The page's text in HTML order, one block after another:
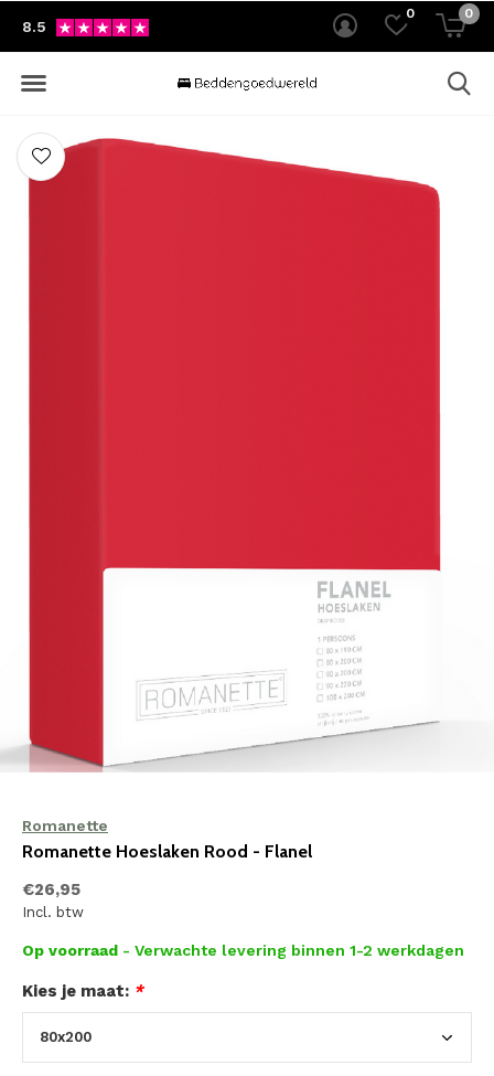
0 0
8.5
Romanette
Romanette Hoeslaken Rood - Flanel
€26,95
Incl. btw
Op voorraad - Verwachte levering binnen 1-2 werkdagen
Kies je maat: *